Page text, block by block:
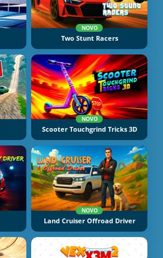
NOVO
Two Stunt Racers
NOVO
Scooter Touchgrind Tricks 3D
NOVO
Land Cruiser Offroad Driver